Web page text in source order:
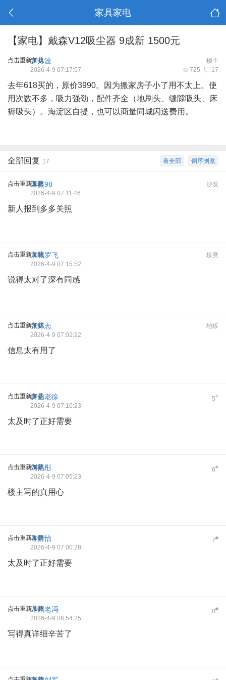
家具家电
【家电】戴森V12吸尘器 9成新 1500元
点击重新加载 楼主
罗月波
725 17
2026-4-9 07:17:57
去年618买的，原价3990。因为搬家房子小了用不太上。使
用次数不多，吸力强劲，配件齐全（地刷头、缝隙吸头、床
褥吸头）。海淀区自提，也可以商量同城闪送费用。
倒序浏览
看全部
全部回复 17
点击重新加载 沙发
田薇98
2026-4-9 07:11:46
新人报到多多关照
点击重新加载 板凳
京城罗飞
2026-4-9 07:15:52
说得太对了深有同感
点击重新加载 地板
张婷志
2026-4-9 07:02:22
信息太有用了
点击重新加载 5#
房山老徐
2026-4-9 07:10:23
太及时了正好需要
点击重新加载 6#
刘艳彤
2026-4-9 07:05:23
楼主写的真用心
点击重新加载 7#
蒋蕾怡
2026-4-9 07:00:28
太及时了正好需要
点击重新加载 8#
通州老冯
2026-4-9 06:54:25
写得真详细辛苦了